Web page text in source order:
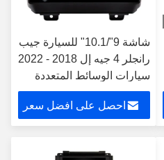
شاشة 9"/10.1" للسيارة جيب
رانجلر 4 جيه إل 2018 - 2022
سيارات الوسائط المتعددة
ستيريو جي بي إس CarPlay
Playerاحصل على افضل سعر